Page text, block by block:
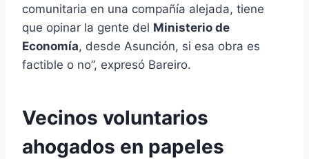
comunitaria en una compañía alejada, tiene
que opinar la gente del Ministerio de
Economía, desde Asunción, si esa obra es
factible o no”, expresó Bareiro.
Vecinos voluntarios
ahogados en papeles